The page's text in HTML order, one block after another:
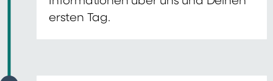
ersten Tag.